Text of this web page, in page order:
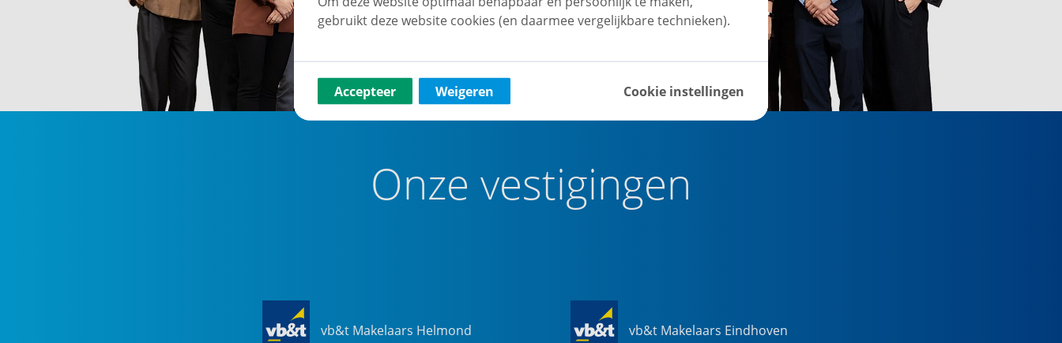
Onze vestigingen
vb&t Makelaars Helmond vb&t Makelaars Eindhoven
gebruikt deze website cookies (en daarmee vergelijkbare technieken).
Accepteer Weigeren Cookie instellingen